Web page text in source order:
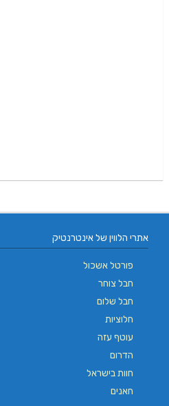
אתרי הלווין של אינטרנטיק
פורטל אשכול
חבל צוחר
חבל שלום
חלוציות
עוטף עזה
הדרום
חוות בישראל
חאנים